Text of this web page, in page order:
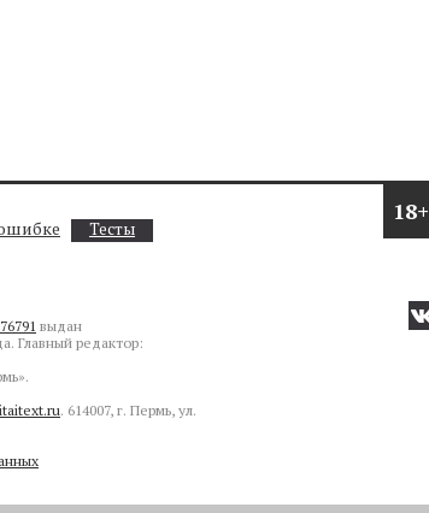
18+
Тесты
выдан
Главный редактор:
. 614007, г. Пермь, ул.